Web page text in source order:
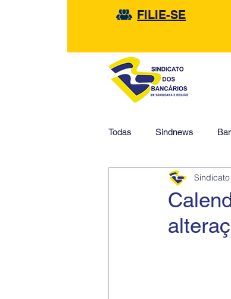
FILIE-SE
Todas Sindnews
HSBC